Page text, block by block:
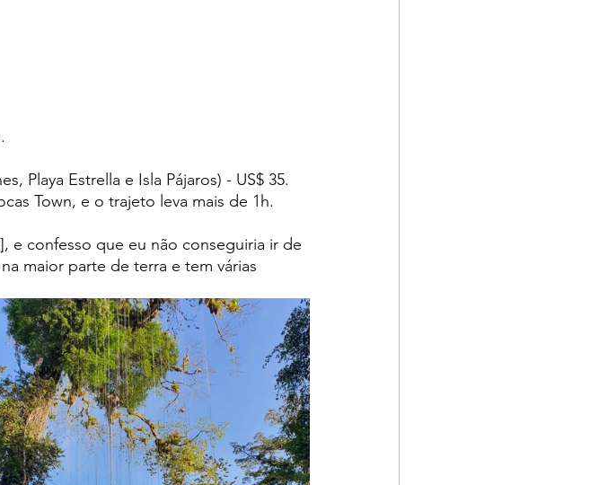
Playa Estrella e Isla Pájaros) - US$ 35.
Town, e o trajeto leva mais de 1h.
], e confesso que eu não conseguiria ir de
maior parte de terra e tem várias